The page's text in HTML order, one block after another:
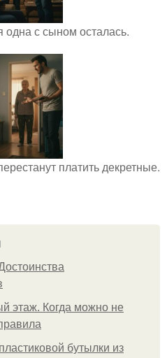
с сыном осталась.
платить декретные.
этаж. Когда можно не
бутылки из